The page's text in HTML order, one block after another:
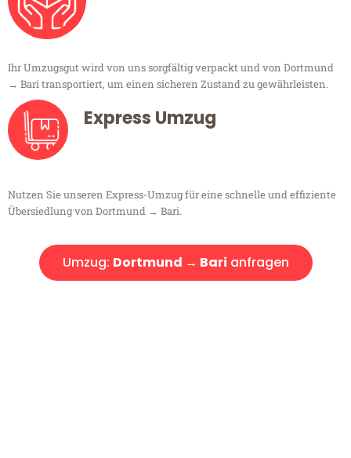
Ihr Umzugsgut wird von uns sorgfältig verpackt und von Dortmund
→ Bari transportiert, um einen sicheren Zustand zu gewährleisten.
Express Umzug
Nutzen Sie unseren Express-Umzug für eine schnelle und effiziente
Übersiedlung von Dortmund → Bari.
Umzug: Dortmund → Bari anfragen